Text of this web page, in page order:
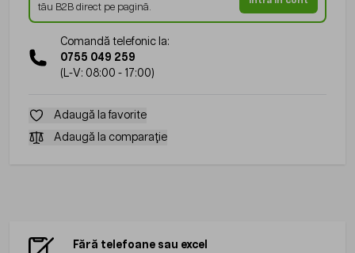
tău B2B direct pe pagină.
Comandă telefonic la:
0755 049 259
(L-V: 08:00 - 17:00)
Adaugă la favorite
Adaugă la comparație
Fără telefoane sau excel